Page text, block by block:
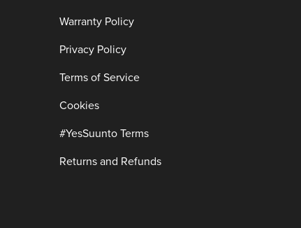
Warranty Policy
Privacy Policy
Terms of Service
Cookies
#YesSuunto Terms
Returns and Refunds